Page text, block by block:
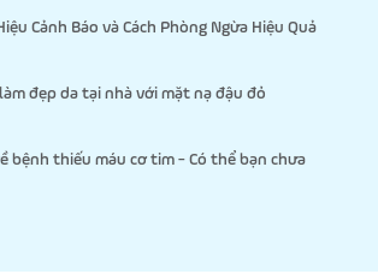
Cảnh Báo và Cách Phòng Ngừa Hiệu Quả
đẹp da tại nhà với mặt nạ đậu đỏ
bệnh thiếu máu cơ tim - Có thể bạn chưa